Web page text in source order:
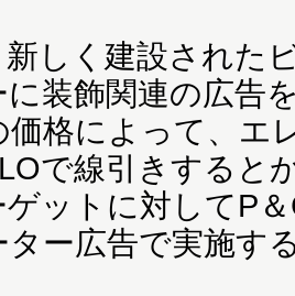
しく建設された
に装飾関連の広告
価格によって、エ
で線引きすると
ゲットに対してP
ター広告で実施す